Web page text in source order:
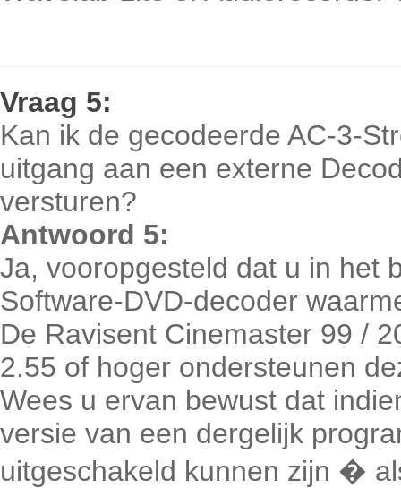
Vraag 5:
Kan ik de gecodeerde AC-3-
uitgang aan een externe
versturen?
Antwoord 5:
Ja, vooropgesteld dat u in het
Software-DVD-decoder
De Ravisent Cinemaster 99 /
2.55 of hoger ondersteunen
Wees u ervan bewust dat
versie van een dergelijk
uitgeschakeld kunnen zijn �